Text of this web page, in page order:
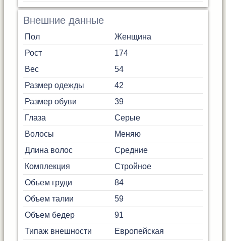
Внешние данные
Пол
Женщина
Рост
174
Вес
54
Размер одежды
42
Размер обуви
39
Глаза
Серые
Волосы
Меняю
Длина волос
Средние
Комплекция
Стройное
Объем груди
84
Объем талии
59
Объем бедер
91
Типаж внешности
Европейская